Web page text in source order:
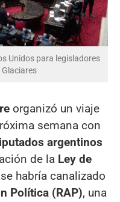
Unidos para legisladores
organizó un viaje
semana con
argentinos
de la Ley de
habría canalizado
Política (RAP), una